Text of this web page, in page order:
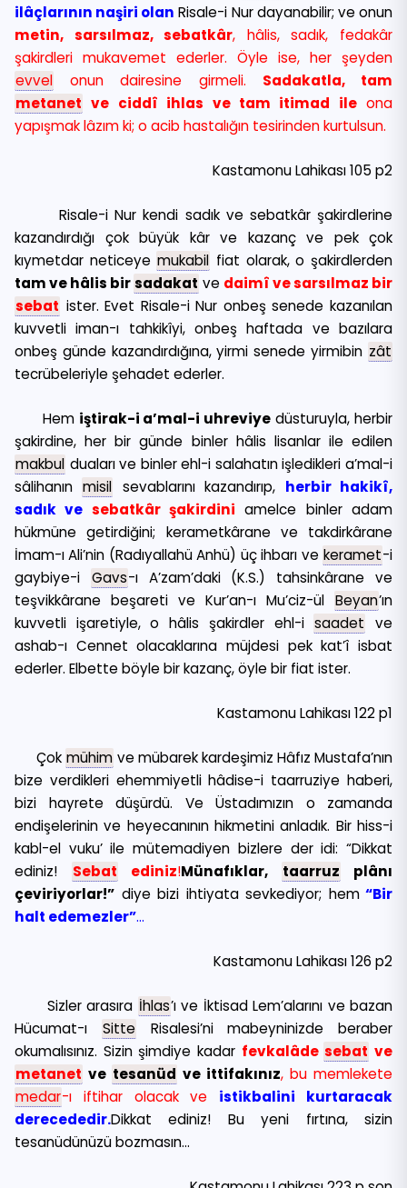
ilâçlarının naşiri olan Risale-i Nur dayanabilir; ve onun
metin, sarsılmaz, sebatkâr, hâlis, sadık, fedakâr
şakirdleri mukavemet ederler. Öyle ise, her şeyden
evvel onun dairesine girmeli. Sadakatla, tam
metanet ve ciddî ihlas ve tam itimad ileona
yapışmak lâzım ki; o acib hastalığın tesirinden kurtulsun.
Kastamonu Lahikası 105 p2
Risale-i Nur kendi sadık ve sebatkâr şakirdlerine
kazandırdığı çok büyük kâr ve kazanç ve pek çok
kıymetdar neticeye mukabil fiat olarak, o şakirdlerden
tam ve hâlis birsadakat ve daimî ve sarsılmaz bir
sebat ister. Evet Risale-i Nur onbeş senede kazanılan
kuvvetli iman-ı tahkikîyi, onbeş haftada ve bazılara
onbeş günde kazandırdığına, yirmi senede yirmibin zât
tecrübeleriyle şehadet ederler.
Hem iştirak-i a’mal-i uhreviye düsturuyla, herbir
şakirdine, her bir günde binler hâlis lisanlar ile edilen
makbul duaları ve binler ehl-i salahatın işledikleri a’mal-i
sâlihanın misil sevablarını kazandırıp, herbir hakikî,
sadık ve sebatkâr şakirdini amelce binler adam
hükmüne getirdiğini; kerametkârane ve takdirkârane
İmam-ı Ali’nin (Radıyallahü Anhü) üç ihbarı ve keramet-i
gaybiye-i Gavs-ı A’zam’daki (K.S.) tahsinkârane ve
teşvikkârane beşareti ve Kur’an-ı Mu’ciz-ül Beyan’ın
kuvvetli işaretiyle, o hâlis şakirdler ehl-i saadet
ve
ashab-ı Cennet olacaklarına müjdesi pek kat’î isbat
ederler. Elbette böyle bir kazanç, öyle bir fiat ister.
Kastamonu Lahikası 122 p1
Çok mühim ve mübarek kardeşimiz Hâfız Mustafa’nın
bize verdikleri ehemmiyetli hâdise-i taarruziye haberi,
bizi hayrete düşürdü. Ve Üstadımızın o zamanda
endişelerinin ve heyecanının hikmetini anladık. Bir hiss-i
kabl-el vuku’ ile mütemadiyen bizlere der idi: “Dikkat
ediniz!
Sebat ediniz!Münafıklar, taarruz plânı
çeviriyorlar!” diye bizi ihtiyata sevkediyor; hem“Bir
halt edemezler”…
Kastamonu Lahikası 126 p2
Sizler arasıra İhlas’ı ve İktisad Lem’alarını ve bazan
Hücumat-ı Sitte Risalesi’ni mabeyninizde beraber
okumalısınız. Sizin şimdiye kadar fevkalâde sebat ve
metanet ve tesanüd ve ittifakınız, bu memlekete
medar-ı iftihar olacak ve istikbalini kurtaracak
derecededir.Dikkat ediniz! Bu yeni fırtına, sizin
tesanüdünüzü bozmasın…